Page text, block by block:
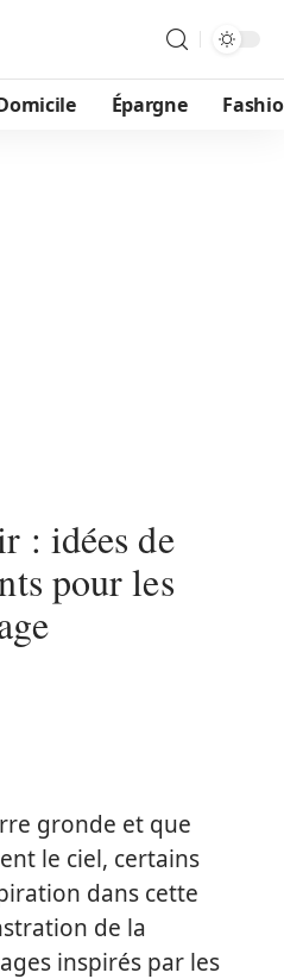
Épargne
: idées de
pour les
gronde et que
le ciel, certains
dans cette
de la
inspirés par les